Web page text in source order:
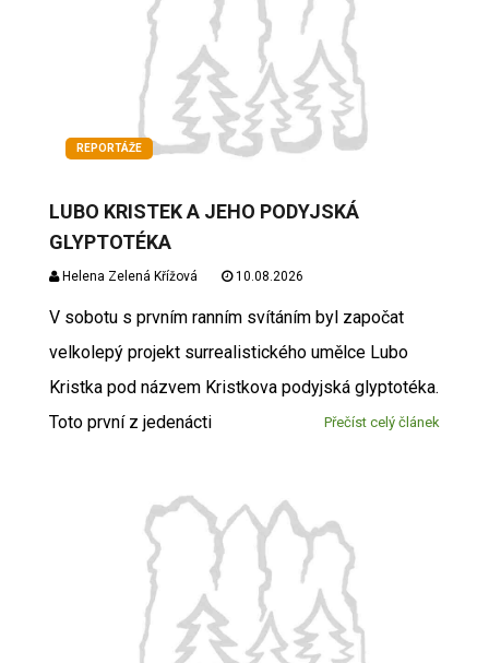
REPORTÁŽE
LUBO KRISTEK A JEHO PODYJSKÁ
GLYPTOTÉKA
Helena Zelená Křížová 10.08.2026
V sobotu s prvním ranním svítáním byl započat
velkolepý projekt surrealistického umělce Lubo
Kristka pod názvem Kristkova podyjská glyptotéka.
Toto první z jedenácti
Přečíst celý článek